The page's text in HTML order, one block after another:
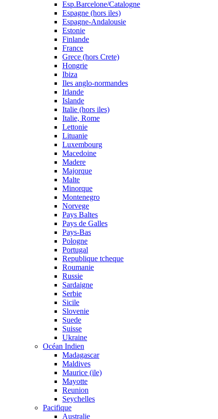
Esp.Barcelone/Catalogne
Espagne (hors iles)
Espagne-Andalousie
Estonie
Finlande
France
Grece (hors Crete)
Hongrie
Ibiza
Iles anglo-normandes
Irlande
Islande
Italie (hors iles)
Italie, Rome
Lettonie
Lituanie
Luxembourg
Macedoine
Madere
Majorque
Malte
Minorque
Montenegro
Norvege
Pays Baltes
Pays de Galles
Pays-Bas
Pologne
Portugal
Republique tcheque
Roumanie
Russie
Sardaigne
Serbie
Sicile
Slovenie
Suede
Suisse
Ukraine
Océan Indien
Madagascar
Maldives
Maurice (ile)
Mayotte
Reunion
Seychelles
Pacifique
Australie